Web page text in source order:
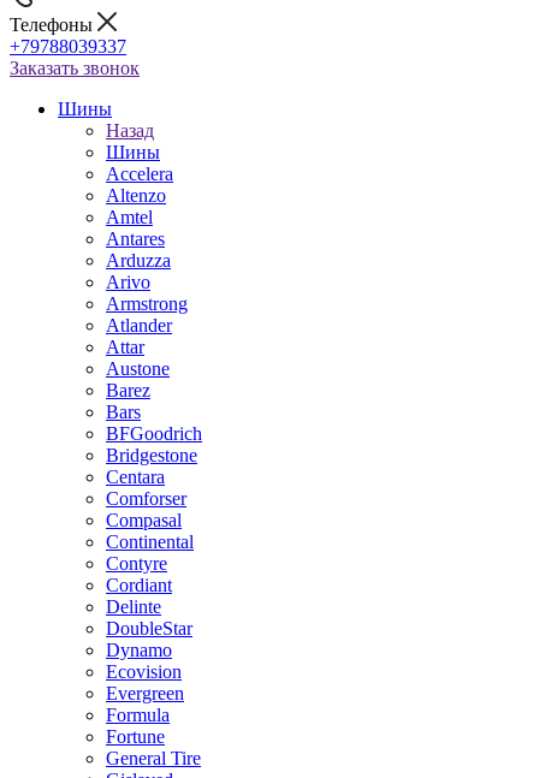
Телефоны
+79788039337
Заказать звонок
Шины
Назад
Шины
Accelera
Altenzo
Amtel
Antares
Arduzza
Arivo
Armstrong
Atlander
Attar
Austone
Barez
Bars
BFGoodrich
Bridgestone
Centara
Comforser
Compasal
Continental
Contyre
Cordiant
Delinte
DoubleStar
Dynamo
Ecovision
Evergreen
Formula
Fortune
General Tire